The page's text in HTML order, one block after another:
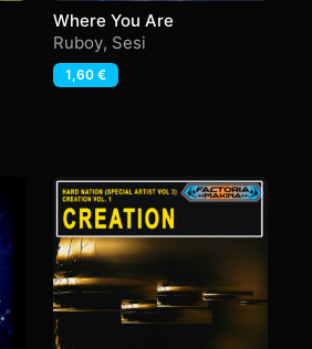
Where You Are
Ruboy, Sesi
1,60€